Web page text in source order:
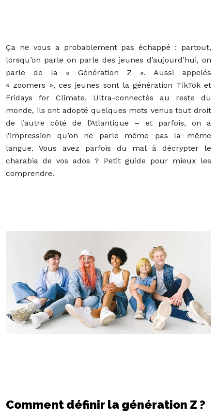
Ça ne vous a probablement pas échappé : partout,
lorsqu’on parle on parle des jeunes d’aujourd’hui, on
parle de la « Génération Z ». Aussi appelés
« zoomers », ces jeunes sont la génération TikTok et
Fridays for Climate. Ultra-connectés au reste du
monde, ils ont adopté quelques mots venus tout droit
de l’autre côté de l’Atlantique – et parfois, on a
l’impression qu’on ne parle même pas la même
langue. Vous avez parfois du mal à décrypter le
charabia de vos ados ? Petit guide pour mieux les
comprendre.
Comment définir la génération Z ?